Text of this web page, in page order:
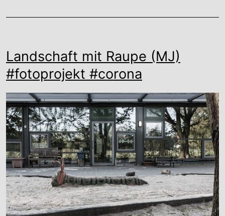
Landschaft mit Raupe (MJ)
#fotoprojekt #corona